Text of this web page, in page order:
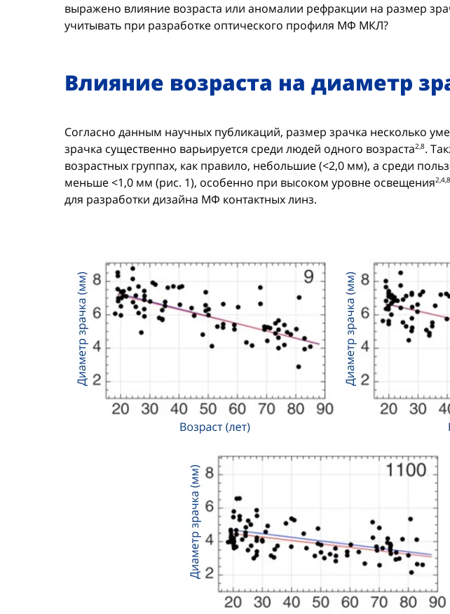
выражено влияние возраста или аномалии рефракции на размер
учитывать при разработке оптического профиля МФ МКЛ?
Влияние возраста на диаметр
Согласно данным научных публикаций, размер зрачка несколько
зрачка существенно варьируется среди людей одного возраста2,8.
возрастных группах, как правило, небольшие (<2,0 мм), а среди
меньше <1,0 мм (рис. 1), особенно при высоком уровне освещения2,4,8
для разработки дизайна МФ контактных линз.